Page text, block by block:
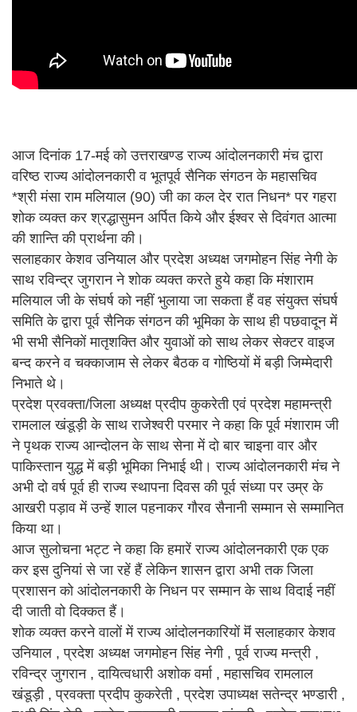
आज दिनांक 17-मई को उत्तराखण्ड राज्य आंदोलनकारी मंच द्वारा
वरिष्ठ राज्य आंदोलनकारी व भूतपूर्व सैनिक संगठन के महासचिव
*श्री मंसा राम मलियाल (90) जी का कल देर रात निधन* पर गहरा
शोक व्यक्त कर श्रद्धासुमन अर्पित किये और ईश्वर से दिवंगत आत्मा
की शान्ति की प्रार्थना की।
सलाहकार केशव उनियाल और प्रदेश अध्यक्ष जगमोहन सिंह नेगी के
साथ रविन्द्र जुगरान ने शोक व्यक्त करते हुये कहा कि मंशाराम
मलियाल जी के संघर्ष को नहीं भुलाया जा सकता हैं वह संयुक्त संघर्ष
समिति के द्वारा पूर्व सैनिक संगठन की भूमिका के साथ ही पछवादून में
भी सभी सैनिकों मातृशक्ति और युवाओं को साथ लेकर सेक्टर वाइज
बन्द करने व चक्काजाम से लेकर बैठक व गोष्ठियों में बड़ी जिम्मेदारी
निभाते थे।
प्रदेश प्रवक्ता/जिला अध्यक्ष प्रदीप कुकरेती एवं प्रदेश महामन्त्री
रामलाल खंडूड़ी के साथ राजेश्वरी परमार ने कहा कि पूर्व मंशाराम जी
ने पृथक राज्य आन्दोलन के साथ सेना में दो बार चाइना वार और
पाकिस्तान युद्ध में बड़ी भूमिका निभाई थी। राज्य आंदोलनकारी मंच ने
अभी दो वर्ष पूर्व ही राज्य स्थापना दिवस की पूर्व संध्या पर उम्र के
आखरी पड़ाव में उन्हें शाल पहनाकर गौरव सैनानी सम्मान से सम्मानित
किया था।
आज सुलोचना भट्ट ने कहा कि हमारें राज्य आंदोलनकारी एक एक
कर इस दुनियां से जा रहें हैं लेकिन शासन द्वारा अभी तक जिला
प्रशासन को आंदोलनकारी के निधन पर सम्मान के साथ विदाई नहीं
दी जाती वो दिक्कत हैं।
शोक व्यक्त करने वालों में राज्य आंदोलनकारियों मॆं सलाहकार केशव
उनियाल , प्रदेश अध्यक्ष जगमोहन सिंह नेगी , पूर्व राज्य मन्त्री ,
रविन्द्र जुगरान , दायित्वधारी अशोक वर्मा , महासचिव रामलाल
खंडूड़ी , प्रवक्ता प्रदीप कुकरेती , प्रदेश उपाध्यक्ष सतेन्द्र भण्डारी ,